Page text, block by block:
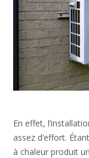
En effet,
assez d’effort.
à chaleur produit